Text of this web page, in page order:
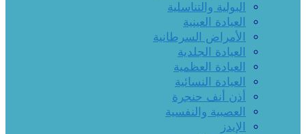
البولية والتناسلية
العيادة العينية
الأمراض السرطانية
العيادة الجلدية
العيادة العظمية
العيادة النسائية
أذن أنف حنجرة
العصبية والنفسية
الإيدز